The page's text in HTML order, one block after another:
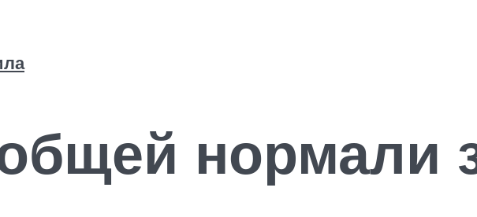
нормали